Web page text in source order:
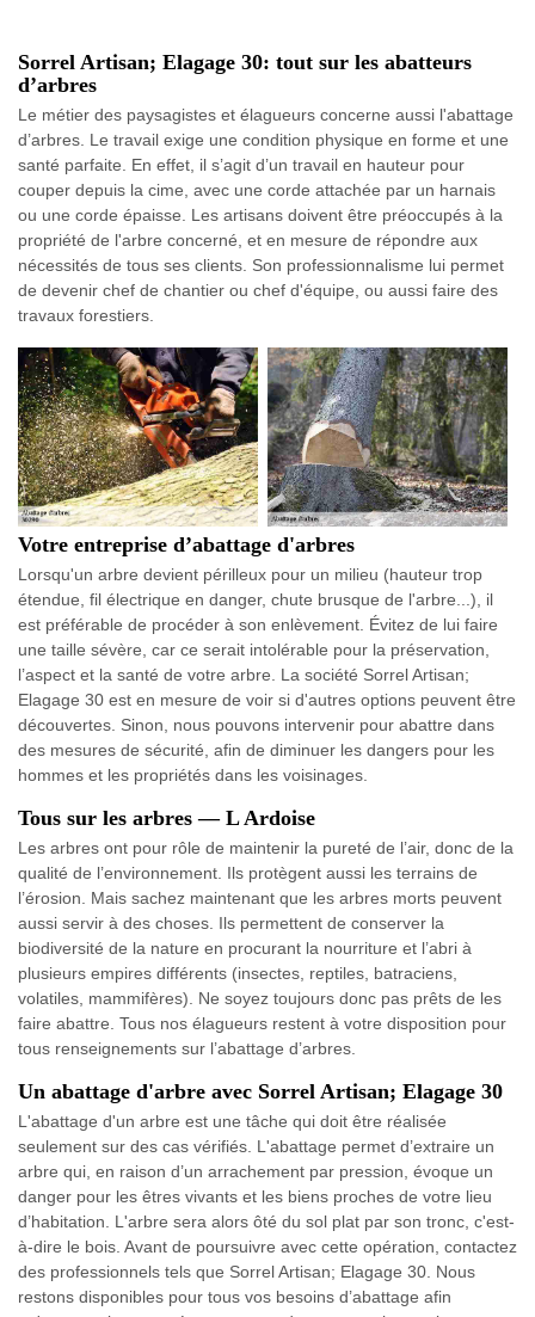
Sorrel Artisan; Elagage 30: tout sur les abatteurs
d’arbres
Le métier des paysagistes et élagueurs concerne aussi l'abattage
d’arbres. Le travail exige une condition physique en forme et une
santé parfaite. En effet, il s’agit d’un travail en hauteur pour
couper depuis la cime, avec une corde attachée par un harnais
ou une corde épaisse. Les artisans doivent être préoccupés à la
propriété de l'arbre concerné, et en mesure de répondre aux
nécessités de tous ses clients. Son professionnalisme lui permet
de devenir chef de chantier ou chef d'équipe, ou aussi faire des
travaux forestiers.
Votre entreprise d’abattage d'arbres
Lorsqu'un arbre devient périlleux pour un milieu (hauteur trop
étendue, fil électrique en danger, chute brusque de l'arbre...), il
est préférable de procéder à son enlèvement. Évitez de lui faire
une taille sévère, car ce serait intolérable pour la préservation,
l’aspect et la santé de votre arbre. La société Sorrel Artisan;
Elagage 30 est en mesure de voir si d'autres options peuvent être
découvertes. Sinon, nous pouvons intervenir pour abattre dans
des mesures de sécurité, afin de diminuer les dangers pour les
hommes et les propriétés dans les voisinages.
Tous sur les arbres — L Ardoise
Les arbres ont pour rôle de maintenir la pureté de l’air, donc de la
qualité de l’environnement. Ils protègent aussi les terrains de
l’érosion. Mais sachez maintenant que les arbres morts peuvent
aussi servir à des choses. Ils permettent de conserver la
biodiversité de la nature en procurant la nourriture et l’abri à
plusieurs empires différents (insectes, reptiles, batraciens,
volatiles, mammifères). Ne soyez toujours donc pas prêts de les
faire abattre. Tous nos élagueurs restent à votre disposition pour
tous renseignements sur l’abattage d’arbres.
Un abattage d'arbre avec Sorrel Artisan; Elagage 30
L'abattage d'un arbre est une tâche qui doit être réalisée
seulement sur des cas vérifiés. L'abattage permet d’extraire un
arbre qui, en raison d’un arrachement par pression, évoque un
danger pour les êtres vivants et les biens proches de votre lieu
d’habitation. L'arbre sera alors ôté du sol plat par son tronc, c'est-
à-dire le bois. Avant de poursuivre avec cette opération, contactez
des professionnels tels que Sorrel Artisan; Elagage 30. Nous
restons disponibles pour tous vos besoins d’abattage afin